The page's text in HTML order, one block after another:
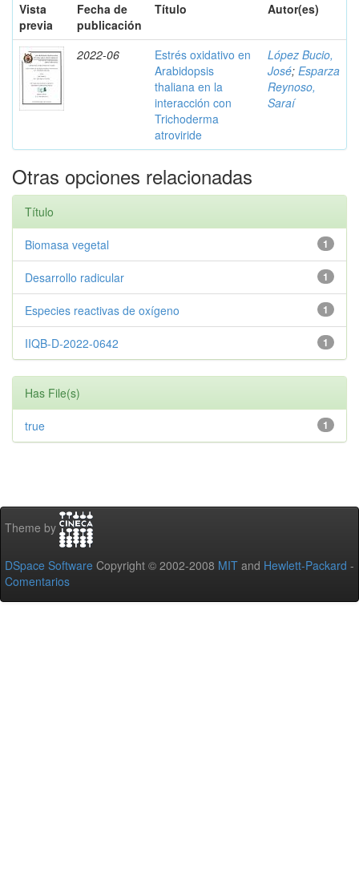
Vista
previa
Fecha de
publicación
Título Autor(es)
2022-06
Estrés oxidativo en
Arabidopsis
thaliana en la
interacción con
Trichoderma
atroviride
López Bucio,
José; Esparza
Reynoso,
Saraí
Otras opciones relacionadas
Título
1
Biomasa vegetal
1
Desarrollo radicular
1
Especies reactivas de oxígeno
1
IIQB-D-2022-0642
Has File(s)
1
true
Theme by
DSpace Software Copyright © 2002-2008 MIT and Hewlett-Packard -
Comentarios